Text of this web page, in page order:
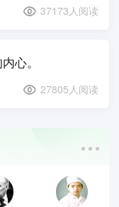
37173人阅读
心。
27805人阅读